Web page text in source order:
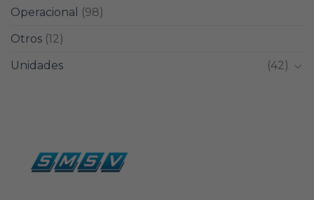
Operacional
(98)
Otros (12)
Unidades
(42)